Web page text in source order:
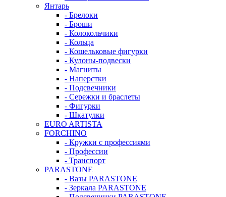
Янтарь
- Брелоки
- Броши
- Колокольчики
- Кольца
- Кошельковые фигурки
- Кулоны-подвески
- Магниты
- Наперстки
- Подсвечники
- Сережки и браслеты
- Фигурки
- Шкатулки
EURO ARTISTA
FORCHINO
- Кружки с профессиями
- Профессии
- Транспорт
PARASTONE
- Вазы PARASTONE
- Зеркала PARASTONE